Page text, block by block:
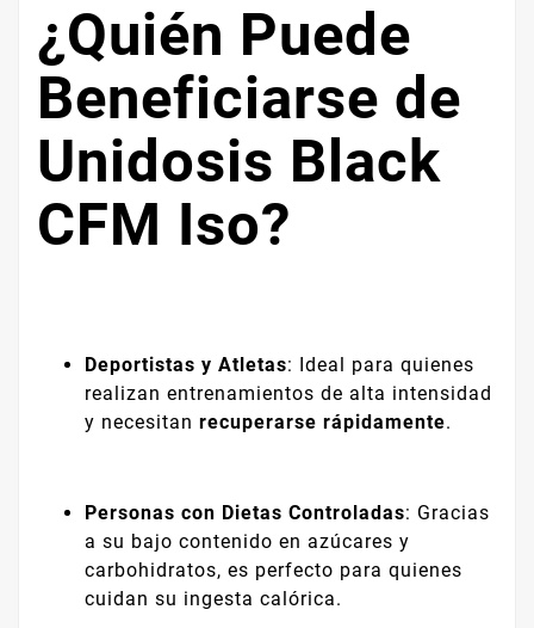
¿Quién Puede
Beneficiarse de
Unidosis Black
CFM Iso?
Deportistas y Atletas: Ideal para quienes
realizan entrenamientos de alta intensidad
y necesitan recuperarse rápidamente.
Personas con Dietas Controladas: Gracias
a su bajo contenido en azúcares y
carbohidratos, es perfecto para quienes
cuidan su ingesta calórica.